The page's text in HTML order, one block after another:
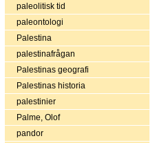
paleolitisk tid
paleontologi
Palestina
palestinafrågan
Palestinas geografi
Palestinas historia
palestinier
Palme, Olof
pandor